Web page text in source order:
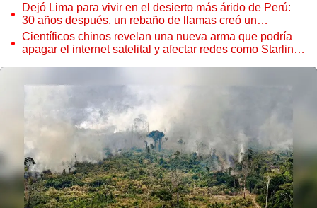
Dejó Lima para vivir en el desierto más árido de Perú:
30 años después, un rebaño de llamas creó un
sorprendente ecosistema
Científicos chinos revelan una nueva arma que podría
apagar el internet satelital y afectar redes como Starlink